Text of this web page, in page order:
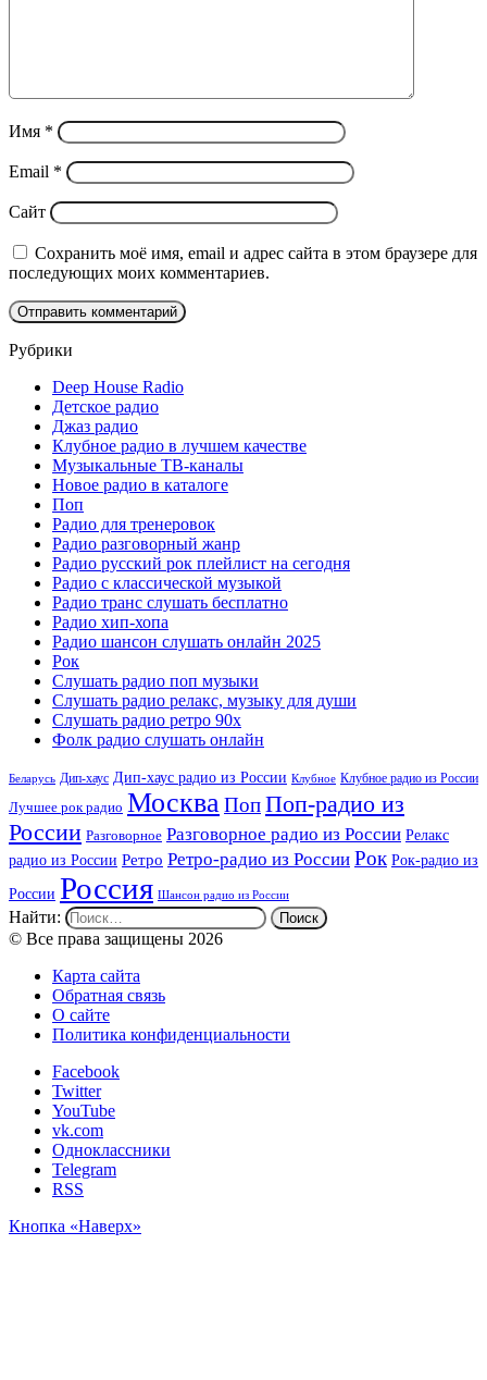
Имя *
Email *
Сайт
Сохранить моё имя, email и адрес сайта в этом браузере для
последующих моих комментариев.
Рубрики
Deep House Radio
Детское радио
Джаз радио
Клубное радио в лучшем качестве
Музыкальные ТВ-каналы
Новое радио в каталоге
Поп
Радио для тренеровок
Радио разговорный жанр
Радио русский рок плейлист на сегодня
Радио с классической музыкой
Радио транс слушать бесплатно
Радио хип-хопа
Радио шансон слушать онлайн 2025
Рок
Слушать радио поп музыки
Слушать радио релакс, музыку для души
Слушать радио ретро 90х
Фолк радио слушать онлайн
Беларусь Дип-хаус Дип-хаус радио из России Клубное Клубное радио из России
Лучшее рок радио МоскваПопПоп-радио из
России Разговорное Разговорное радио из России Релакс
радио из России Ретро Ретро-радио из России Рок Рок-радио из
России Россия Шансон радио из России
Найти:
© Все права защищены 2026
Карта сайта
Обратная связь
О сайте
Политика конфиденциальности
Facebook
Twitter
YouTube
vk.com
Одноклассники
Telegram
RSS
Кнопка «Наверх»